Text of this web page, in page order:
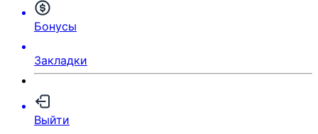
Бонусы
Закладки
Выйти